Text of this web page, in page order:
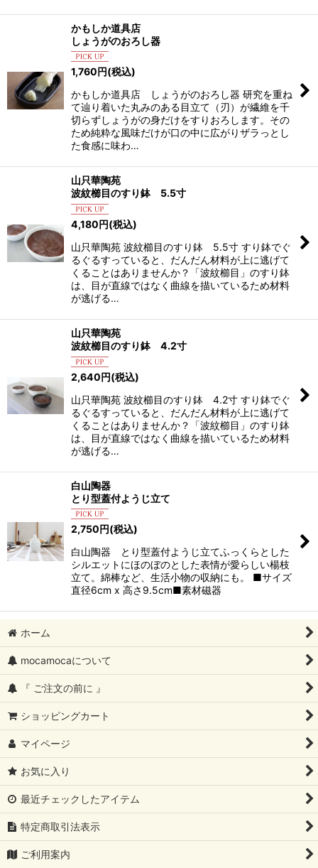
かもしか道具店
しょうがのおろし器
1,760円(税込)
かもしか道具店 しょうがのおろし器 研究を重ね
て辿り着いた丸みのある目立て（刃）が繊維を千
切らずしょうがの身だけをすりおろします。その
ため純粋な風味だけが口の中に広がりザラっとし
た食感に味わ…
山只華陶苑
波紋櫛目のすり鉢 5.5寸
4,180円(税込)
山只華陶苑 波紋櫛目のすり鉢 5.5寸 すり鉢でぐ
るぐるすっていると、だんだん材料が上に逃げて
くることはありませんか？「波紋櫛目」のすり鉢
は、目が直線ではなく曲線を描いているため材料
が逃げる…
山只華陶苑
波紋櫛目のすり鉢 4.2寸
2,640円(税込)
山只華陶苑 波紋櫛目のすり鉢 4.2寸 すり鉢でぐ
るぐるすっていると、だんだん材料が上に逃げて
くることはありませんか？「波紋櫛目」のすり鉢
は、目が直線ではなく曲線を描いているため材料
が逃げる…
白山陶器
とり型蓋付ようじ立て
2,750円(税込)
白山陶器 とり型蓋付ようじ立てふっくらとした
シルエットにほのぼのとした表情が愛らしい楊枝
立て。綿棒など、生活小物の収納にも。 ■サイズ
直径6cm x 高さ9.5cm■素材磁器
ホーム
mocamocaについて
『 ご注文の前に 』
ショッピングカート
マイページ
お気に入り
最近チェックしたアイテム
特定商取引法表示
ご利用案内